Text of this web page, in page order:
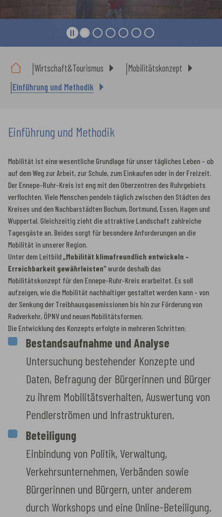
Wirtschaft&Tourismus
Mobilitätskonzept
Einführung und Methodik
Einführung und Methodik
Mobilität ist eine wesentliche Grundlage für unser tägliches Leben – ob
auf dem Weg zur Arbeit, zur Schule, zum Einkaufen oder in der Freizeit.
Der Ennepe-Ruhr-Kreis ist eng mit den Oberzentren des Ruhrgebiets
verflochten. Viele Menschen pendeln täglich zwischen den Städten des
Kreises und den Nachbarstädten Bochum, Dortmund, Essen, Hagen und
Wuppertal. Gleichzeitig zieht die attraktive Landschaft zahlreiche
Tagesgäste an. Beides sorgt für besondere Anforderungen an die
Mobilität in unserer Region.
Unter dem Leitbild„Mobilität klimafreundlich entwickeln –
Erreichbarkeit gewährleisten“wurde deshalb das
Mobilitätskonzept für den Ennepe-Ruhr-Kreis erarbeitet. Es soll
aufzeigen, wie die Mobilität nachhaltiger gestaltet werden kann – von
der Senkung der Treibhausgasemissionen bis hin zur Förderung von
Radverkehr, ÖPNV und neuen Mobilitätsformen.
Die Entwicklung des Konzepts erfolgte in mehreren Schritten:
Bestandsaufnahme und Analyse
Untersuchung bestehender Konzepte und
Daten, Befragung der Bürgerinnen und Bürger
zu ihrem Mobilitätsverhalten, Auswertung von
Pendlerströmen und Infrastrukturen.
Beteiligung
Einbindung von Politik, Verwaltung,
Verkehrsunternehmen, Verbänden sowie
Bürgerinnen und Bürgern, unter anderem
durch Workshops und eine Online-Beteiligung.